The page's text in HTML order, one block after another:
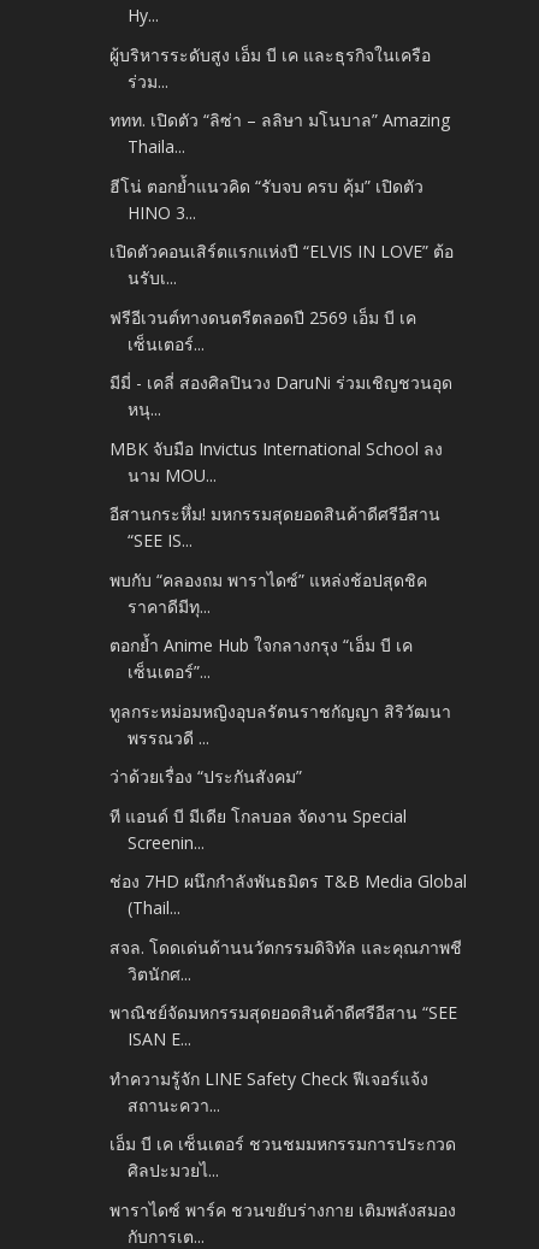
Hy...
ผู้บริหารระดับสูง เอ็ม บี เค และธุรกิจในเครือ
ร่วม...
ททท. เปิดตัว “ลิซ่า – ลลิษา มโนบาล” Amazing
Thaila...
ฮีโน่ ตอกย้ำแนวคิด “รับจบ ครบ คุ้ม” เปิดตัว
HINO 3...
เปิดตัวคอนเสิร์ตแรกแห่งปี “ELVIS IN LOVE” ต้อ
นรับเ...
ฟรีอีเวนต์ทางดนตรีตลอดปี 2569 เอ็ม บี เค
เซ็นเตอร์...
มีมี่ - เคลี่ สองศิลปินวง DaruNi ร่วมเชิญชวนอุด
หนุ...
MBK จับมือ Invictus International School ลง
นาม MOU...
อีสานกระหึ่ม! มหกรรมสุดยอดสินค้าดีศรีอีสาน
“SEE IS...
พบกับ “คลองถม พาราไดซ์” แหล่งช้อปสุดชิค
ราคาดีมีทุ...
ตอกย้ำ Anime Hub ใจกลางกรุง “เอ็ม บี เค
เซ็นเตอร์”...
ทูลกระหม่อมหญิงอุบลรัตนราชกัญญา สิริวัฒนา
พรรณวดี ...
ว่าด้วยเรื่อง “ประกันสังคม”
ที แอนด์ บี มีเดีย โกลบอล จัดงาน Special
Screenin...
ช่อง 7HD ผนึกกำลังพันธมิตร T&B Media Global
(Thail...
สจล. โดดเด่นด้านนวัตกรรมดิจิทัล และคุณภาพชี
วิตนักศ...
พาณิชย์จัดมหกรรมสุดยอดสินค้าดีศรีอีสาน “SEE
ISAN E...
ทำความรู้จัก LINE Safety Check ฟีเจอร์แจ้ง
สถานะควา...
เอ็ม บี เค เซ็นเตอร์ ชวนชมมหกรรมการประกวด
ศิลปะมวยไ...
พาราไดซ์ พาร์ค ชวนขยับร่างกาย เติมพลังสมอง
กับการเต...